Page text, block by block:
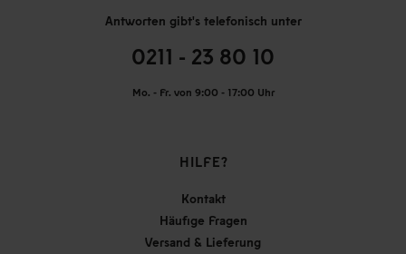
Antworten gibt's telefonisch unter
0211 - 23 80 10
Mo. - Fr. von 9:00 - 17:00 Uhr
HILFE?
Kontakt
Häufige Fragen
Versand & Lieferung